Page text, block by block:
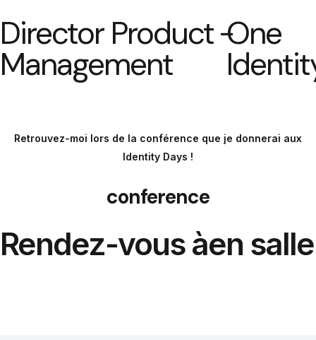
Director Product
Management
-One
Retrouvez-moi lors de la conférence que je donnerai aux
Identity Days !
conference
Rendez-vous àen salle